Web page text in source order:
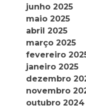
junho 2025
maio 2025
abril 2025
março 2025
fevereiro
janeiro 2025
dezembro
novembro
outubro 2024